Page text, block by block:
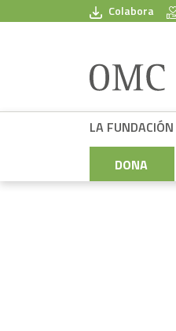
Pasar al contenido principal
Colabora
LA FUNDACIÓN
DONA